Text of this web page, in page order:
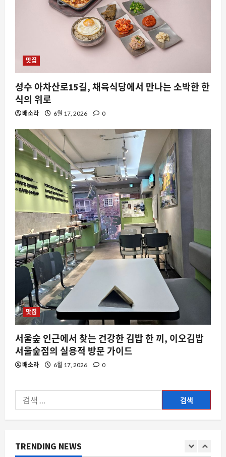
맛집
성수 아차산로15길, 채육식당에서 만나는 소박한 한
식의 위로
배소라 6월 17, 2026 0
맛집
서울숲 인근에서 찾는 건강한 김밥 한 끼, 이오김밥
서울숲점의 실용적 방문 가이드
배소라 6월 17, 2026 0
색:
TRENDING NEWS
제노블레이드 2 닌텐도 스위치 2 에디션,
결
3
스팀 라이브러리 정리, 폴더 기능 없이 어
떻게 관리할까
8월 6, 2026 0
4
자동차
니산 카슈카이 e-POWER, 한 번의 주유
로 1,978km 달린 비결
8월 6, 2026 0
5
스팀
레고 무비 게임 풀스크린 안 뜨는 문제,
커뮤니티에서 화제
8월 6, 2026 0
자동차
아스턴마틴이 자사 브랜드 이름의 지분
을 판 이유와 F1 팀의 32억 달러 가치 평
2